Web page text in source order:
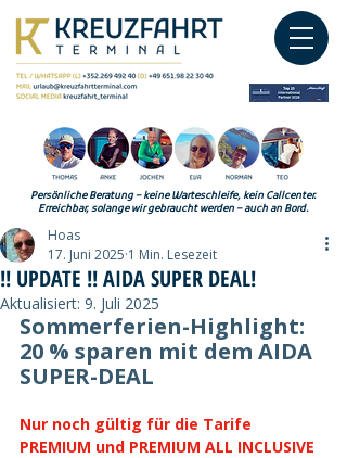
Persönliche Beratung – keine Warteschleife, kein Callcenter.
Erreichbar, solange wir gebraucht werden – auch an Bord.
!! UPDATE !! AIDA SUPER DEAL!
Hoas
17. Juni 2025 1 Min. Lesezeit
Aktualisiert: 9. Juli 2025
Sommerferien-Highlight:
20 % sparen mit dem AIDA
SUPER-DEAL
Nur noch gültig für die Tarife
PREMIUM und PREMIUM ALL INCLUSIVE